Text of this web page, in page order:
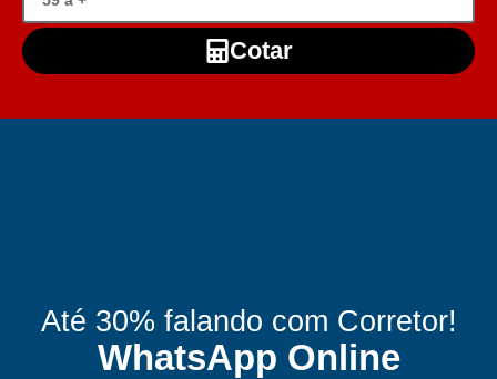
Cotar
Até 30% falando com Corretor!
WhatsApp Online